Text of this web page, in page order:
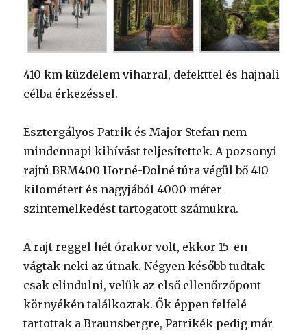
410 km küzdelem viharral, defekttel és hajnali
célba érkezéssel.
Esztergályos Patrik és Major Stefan nem
mindennapi kihívást teljesítettek. A pozsonyi
rajtú BRM400 Horné-Dolné túra végül bő 410
kilométert és nagyjából 4000 méter
szintemelkedést tartogatott számukra.
A rajt reggel hét órakor volt, ekkor 15-en
vágtak neki az útnak. Négyen később tudtak
csak elindulni, velük az első ellenőrzőpont
környékén találkoztak. Ők éppen felfelé
tartottak a Braunsbergre, Patrikék pedig már